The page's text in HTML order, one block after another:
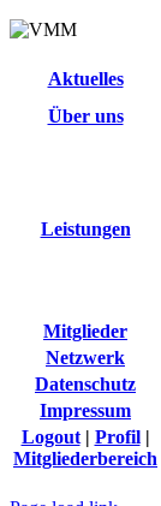
Aktuelles
Über uns
Leistungen
Mitglieder
Netzwerk
Datenschutz
Impressum
Logout| Profil|
Mitgliederbereich